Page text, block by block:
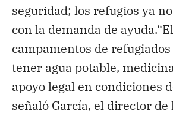
seguridad; los refugios ya
con la demanda de
campamentos de
tener agua potable,
apoyo legal en condiciones
señaló García, el director de